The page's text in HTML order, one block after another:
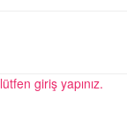
giriş yapınız.